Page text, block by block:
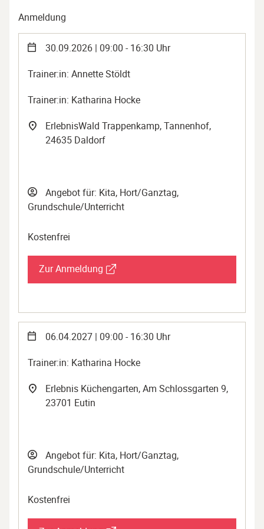
Anmeldung
30.09.2026 | 09:00 - 16:30 Uhr
Trainer:in: Annette Stöldt
Trainer:in: Katharina Hocke
ErlebnisWald Trappenkamp, Tannenhof,
24635 Daldorf
Angebot für: Kita, Hort/Ganztag,
Grundschule/Unterricht
Kostenfrei
Zur Anmeldung
06.04.2027 | 09:00 - 16:30 Uhr
Trainer:in: Katharina Hocke
Erlebnis Küchengarten, Am Schlossgarten 9,
23701 Eutin
Angebot für: Kita, Hort/Ganztag,
Grundschule/Unterricht
Kostenfrei